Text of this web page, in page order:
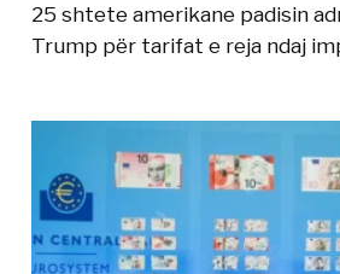
25 shtete amerikane padisin
Trump për tarifat e reja ndaj